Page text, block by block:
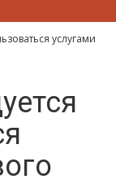
услугами